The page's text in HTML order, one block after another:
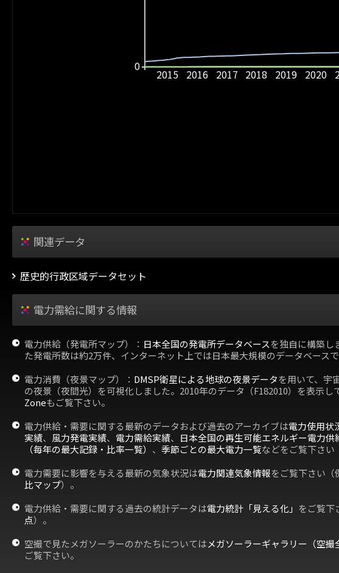
2015 2016 2017 2018 2019 2020
0
関連データ
歴史的行政区域データセット
電力需給に関する情報
電力供給（発電所マップ）： 日本全国の発電所データベースを独自に構築し
た発電所数は約2万件、インターネット上では日本最大規模のデータベースで
電力消費（夜景マップ）： DMSP衛星による地球の夜景データを用いて、宇
の夜景（夜間光）を可視化しました。2010年のデータ（F182010）を表示し
Zoneもご覧下さい。
電力供給・需要に関する最新のデータおよび過去のアーカイブは電力使用状
実績、 風力発電実績、 電力需給実績、 日本全国の再生可能エネルギー電力供
（毎年の最大記録・比率一覧） 、 季節ごとの最大電力一覧などをご覧下さい
電力需要に影響を与える最新の気象状況は電力関連気象情報をご覧下さい（
比マップ）。
電力供給・需要に関する過去の統計データは電力統計「見える化」 をご覧下
点）。
空撮で見たメガソーラーのかたちについてはメガソーラーギャラリー（空撮
ご覧下さい。